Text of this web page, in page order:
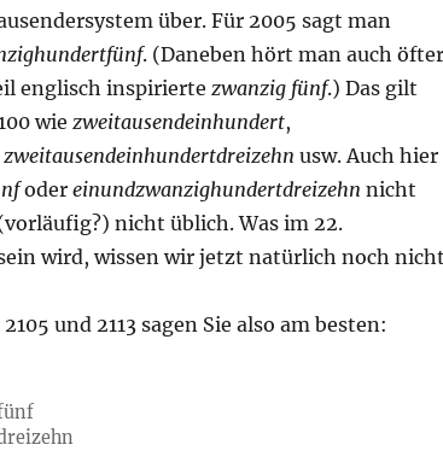
über. Für 2005 sagt man
. (Daneben hört man auch öfter
englisch inspirierte zwanzig fünf.) Das gilt
wie zweitausendeinhundert,
zweitausendeinhundertdreizehn usw. Auch hier
oder einundzwanzighundertdreizehn nicht
nicht üblich. Was im 22.
wird, wissen wir jetzt natürlich noch
und 2113 sagen Sie also am besten: